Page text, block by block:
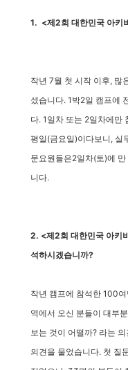
1. <제2회 대한민국 아키
작년 7월 첫 시작 이후, 많
셨습니다. 1박2일 캠프에
다. 1일차 또는 2일차에만
평일(금요일)이다보니, 실
문요원들은2일차(토)에
니다.
2. <제2회 대한민국 아키
석하시겠습니까?
작년 캠프에 참석한 100
역에서 오신 분들이 대부
보는 것이 어떨까? 라는
의견을 물었습니다. 첫 질